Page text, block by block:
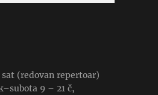
sat (redovan repertoar)
9 – 21 č,